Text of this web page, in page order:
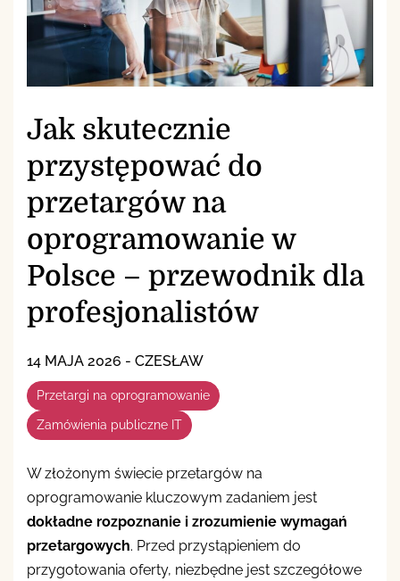
Jak skutecznie
przystępować do
przetargów na
oprogramowanie w
Polsce – przewodnik dla
profesjonalistów
14 MAJA 2026 - CZESŁAW
Przetargi na oprogramowanie
Zamówienia publiczne IT
W złożonym świecie przetargów na
oprogramowanie kluczowym zadaniem jest
dokładne rozpoznanie i zrozumienie wymagań
przetargowych. Przed przystąpieniem do
przygotowania oferty, niezbędne jest szczegółowe